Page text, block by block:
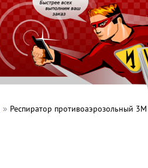
Респиратор противоаэрозольный